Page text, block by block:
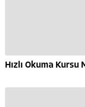
Hızlı Okuma Kursu